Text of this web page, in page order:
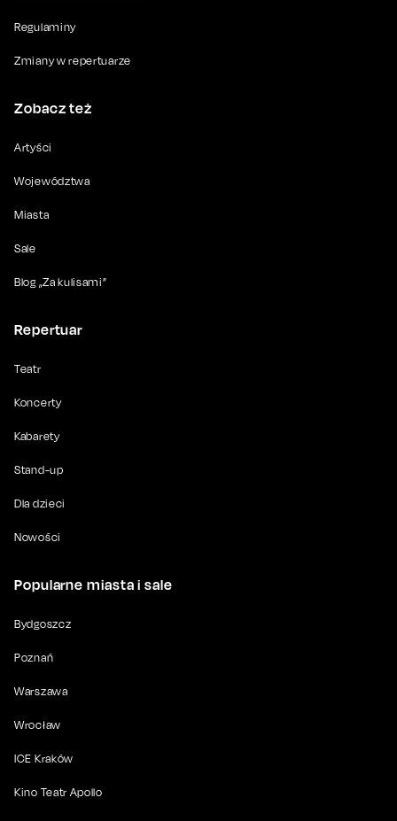
Regulaminy
Zmiany w repertuarze
Zobacz też
Artyści
Województwa
Miasta
Sale
Blog „Za kulisami”
Repertuar
Teatr
Koncerty
Kabarety
Stand-up
Dla dzieci
Nowości
Popularne miasta i sale
Bydgoszcz
Poznań
Warszawa
Wrocław
ICE Kraków
Kino Teatr Apollo